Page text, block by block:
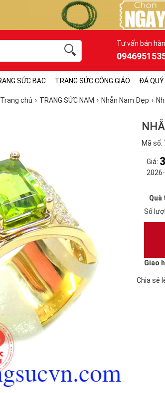
Tư vấn bán
SỨC BẠC TRANG SỨC CÔNG GIÁO ĐÁ QUÝ
Trang chủ TRANG SỨC NAM Nhẫn Nam Đẹp
Mã số:
Giá:
Quà
Số
Giao
Chia sẻ